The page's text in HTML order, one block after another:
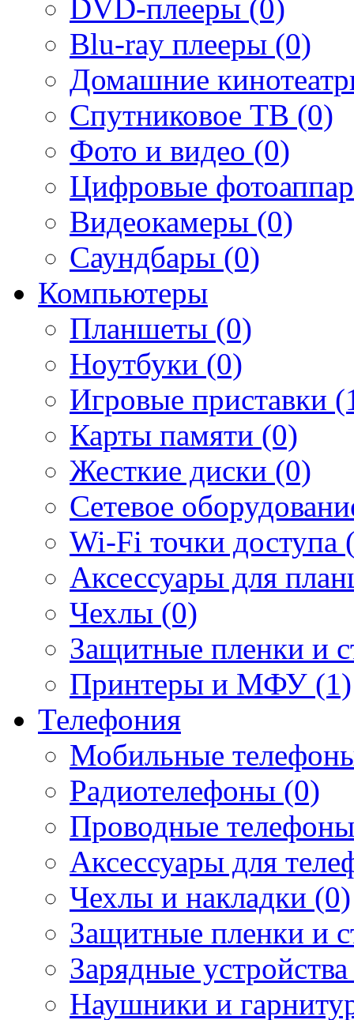
DVD-плееры (0)
Blu-ray плееры (0)
Домашние
Спутниковое ТВ (0)
Фото и видео (0)
Цифровые
Видеокамеры (0)
Саундбары (0)
Компьютеры
Планшеты (0)
Ноутбуки (0)
Игровые приставки
Карты памяти (0)
Жесткие диски (0)
Сетевое
Wi-Fi точки доступа
Аксессуары для
Чехлы (0)
Защитные пленки и
Принтеры и МФУ (1)
Телефония
Мобильные
Радиотелефоны (0)
Проводные
Аксессуары для
Чехлы и накладки (0)
Защитные пленки и
Зарядные
Наушники и